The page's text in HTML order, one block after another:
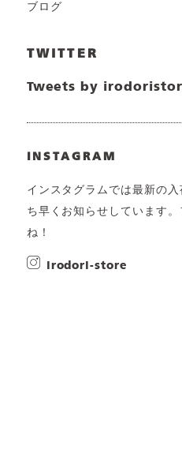
ブログ
TWITTER
Tweets by
INSTAGRAM
インスタグラムでは最新の
ち早くお知らせしています
ね！
irodori-store